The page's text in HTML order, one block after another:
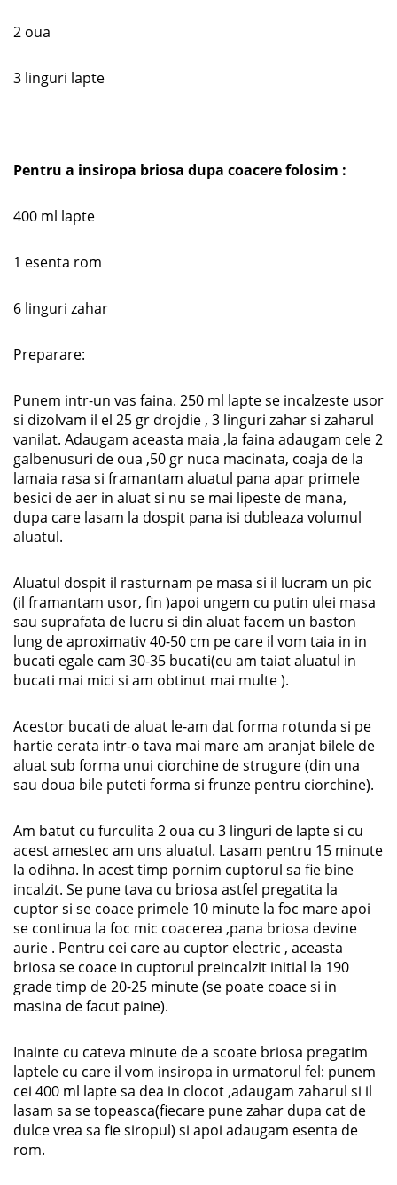
2 oua
3 linguri lapte
Pentru a insiropa briosa dupa coacere folosim :
400 ml lapte
1 esenta rom
6 linguri zahar
Preparare:
Punem intr-un vas faina. 250 ml lapte se incalzeste usor
si dizolvam il el 25 gr drojdie , 3 linguri zahar si zaharul
vanilat. Adaugam aceasta maia ,la faina adaugam cele 2
galbenusuri de oua ,50 gr nuca macinata, coaja de la
lamaia rasa si framantam aluatul pana apar primele
besici de aer in aluat si nu se mai lipeste de mana,
dupa care lasam la dospit pana isi dubleaza volumul
aluatul.
Aluatul dospit il rasturnam pe masa si il lucram un pic
(il framantam usor, fin )apoi ungem cu putin ulei masa
sau suprafata de lucru si din aluat facem un baston
lung de aproximativ 40-50 cm pe care il vom taia in in
bucati egale cam 30-35 bucati(eu am taiat aluatul in
bucati mai mici si am obtinut mai multe ).
Acestor bucati de aluat le-am dat forma rotunda si pe
hartie cerata intr-o tava mai mare am aranjat bilele de
aluat sub forma unui ciorchine de strugure (din una
sau doua bile puteti forma si frunze pentru ciorchine).
Am batut cu furculita 2 oua cu 3 linguri de lapte si cu
acest amestec am uns aluatul. Lasam pentru 15 minute
la odihna. In acest timp pornim cuptorul sa fie bine
incalzit. Se pune tava cu briosa astfel pregatita la
cuptor si se coace primele 10 minute la foc mare apoi
se continua la foc mic coacerea ,pana briosa devine
aurie . Pentru cei care au cuptor electric , aceasta
briosa se coace in cuptorul preincalzit initial la 190
grade timp de 20-25 minute (se poate coace si in
masina de facut paine).
Inainte cu cateva minute de a scoate briosa pregatim
laptele cu care il vom insiropa in urmatorul fel: punem
cei 400 ml lapte sa dea in clocot ,adaugam zaharul si il
lasam sa se topeasca(fiecare pune zahar dupa cat de
dulce vrea sa fie siropul) si apoi adaugam esenta de
rom.